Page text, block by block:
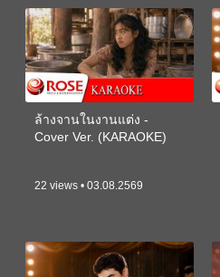
ล้างจานในงานแต่ง -
Cover Ver. (KARAOKE)
22 views • 03.08.2569